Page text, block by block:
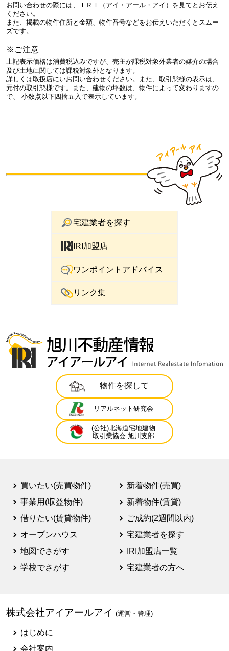
お問い合わせの際には、ＩＲＩ（アイ・アール・アイ）を見てとお伝え
ください。
また、掲載の物件住所と金額、物件番号などをお伝えいただくとスムー
ズです。
※ご注意
上記表示価格は消費税込みですが、売主が課税対象外業者の媒介の場合
及び土地に関しては課税対象外となります。
詳しくは取扱店にいお問い合わせください。また、取引態様の表示は、
元付の取引態様です。また、建物の坪数は、物件によって変わりますの
で、 小数点以下四捨五入で表示しています。
宅建業者を探す
IRI加盟店
ワンポイントアドバイス
リンク集
物件を探して
リアルネット研究会
(公社)北海道宅地建物
取引業協会 旭川支部
買いたい(売買物件)
事業用(収益物件)
借りたい(賃貸物件)
オープンハウス
地図でさがす
学校でさがす
新着物件(売買)
新着物件(賃貸)
ご成約(2週間以内)
宅建業者を探す
IRI加盟店一覧
宅建業者の方へ
株式会社アイアールアイ (運営・管理)
はじめに
会社案内